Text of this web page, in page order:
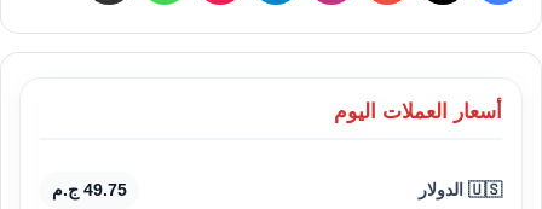
أسعار العملات اليوم
🇺🇸 الدولار 49.75 ج.م